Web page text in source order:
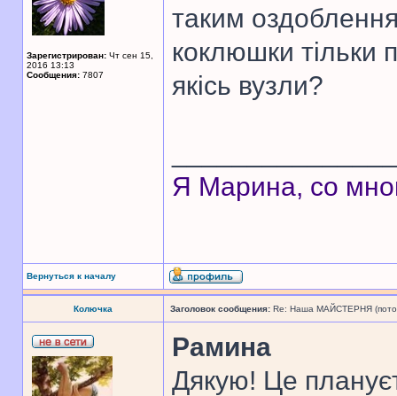
Зарегистрирован: Чт сен 15,
2016 13:13
Сообщения: 7807
таким
коклюшки тільки
якісь вузли?
Я Марина, со
Вернуться к началу
Колючка Заголовок сообщения: Re: Наша МАЙСТЕРНЯ
Рамина
Дякую! Це